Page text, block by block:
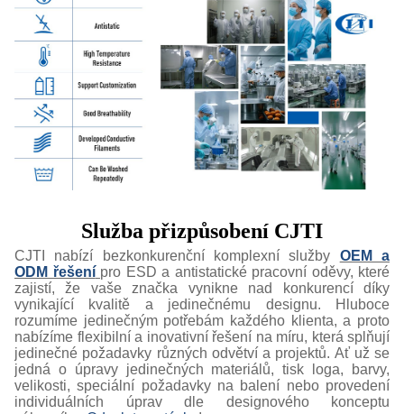
Služba přizpůsobení CJTI
CJTI nabízí bezkonkurenční komplexní služby OEM a
ODM řešení pro ESD a antistatické pracovní oděvy, které
zajistí, že vaše značka vynikne nad konkurencí díky
vynikající kvalitě a jedinečnému designu. Hluboce
rozumíme jedinečným potřebám každého klienta, a proto
nabízíme flexibilní a inovativní řešení na míru, která splňují
jedinečné požadavky různých odvětví a projektů. Ať už se
jedná o úpravy jedinečných materiálů, tisk loga, barvy,
velikosti, speciální požadavky na balení nebo provedení
individuálních úprav dle designového konceptu